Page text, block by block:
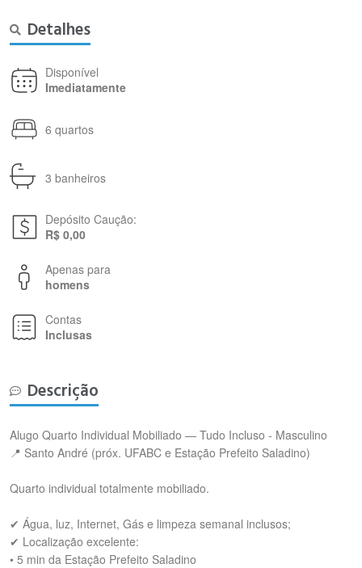
Detalhes
Disponível
Imediatamente
6 quartos
3 banheiros
Depósito Caução:
R$ 0,00
Apenas para
homens
Contas
Inclusas
Descrição
Alugo Quarto Individual Mobiliado — Tudo Incluso - Masculino
📍 Santo André (próx. UFABC e Estação Prefeito Saladino)
Quarto individual totalmente mobiliado.
✔ Água, luz, Internet, Gás e limpeza semanal inclusos;
✔ Localização excelente:
• 5 min da Estação Prefeito Saladino